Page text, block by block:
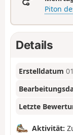
Piton
Details
Erstelldatum
Letzte
Aktivität: